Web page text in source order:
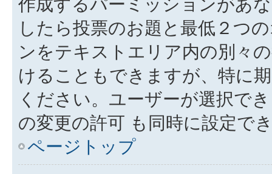
したら投票のお題と最低２つ
ンをテキストエリア内の別々
けることもできますが、特に
ください。ユーザーが選択で
の変更の許可 も同時に設定で
ページトップ